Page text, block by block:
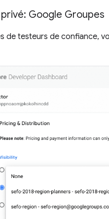
Google Groupes
de testeurs de confiance,